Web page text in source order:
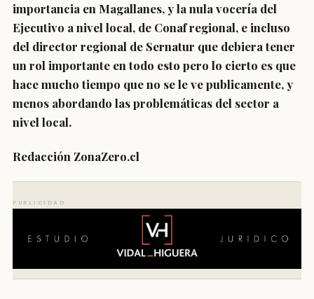
importancia en Magallanes, y la nula vocería del
Ejecutivo a nivel local, de Conaf regional, e incluso
del director regional de Sernatur que debiera tener
un rol importante en todo esto pero lo cierto es que
hace mucho tiempo que no se le ve publicamente, y
menos abordando las problemáticas del sector a
nivel local.
Redacción ZonaZero.cl
PUBLICIDAD